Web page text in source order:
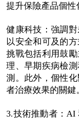
提升保險產品個性
健康科技：強調
以安全和可及的
挑戰包括利用鼓
理、早期疾病檢
測。此外，個性
者治療效果的關鍵
3.技術推動者：AI